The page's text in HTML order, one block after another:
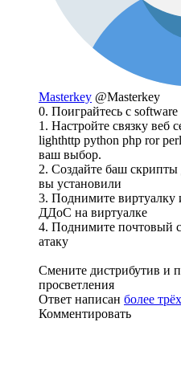
Masterkey @Masterkey
0. Поиграйтесь с
1. Настройте связку веб
lighthttp python php ror
ваш выбор.
2. Создайте баш
вы установили
3. Поднимите виртуалку
ДДоС на виртуалке
4. Поднимите почтовый
атаку
Смените дистрибутив и
просветления
Ответ написан более
Комментировать